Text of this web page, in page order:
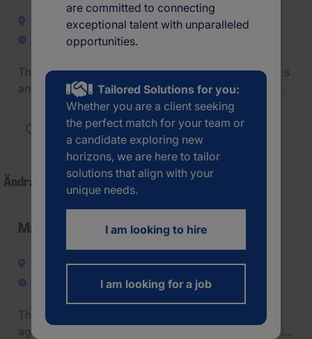
are committed to connecting
exceptional talent with unparalleled
opportunities.
Tailored Solutions for you:
Whether you are a client seeking
the perfect match for your team or
a candidate exploring new
horizons, we are here to tailor
solutions that align with your
unique needs.
I am looking to hire
I am looking for a job
Stockholm City
Permanent
The Senior Financial Analyst will support the Nordics
and distributor business by delivering high‑quality
financial insights, robust forecasting and
performance analysis. This is a hands-on role
combining FP&A and Commercial Finance, with full
ownership of financial models, forecasts and
analysis, acting as a key business partner to drive
informed decision making, improve profitability and
enhance overall business performance.
Se jobb
Ändra CV
Managing Director | Thailand-based
International
The MD will spearhead the end‑to‑end operating
agenda for a diversified conglomerate. The mandate